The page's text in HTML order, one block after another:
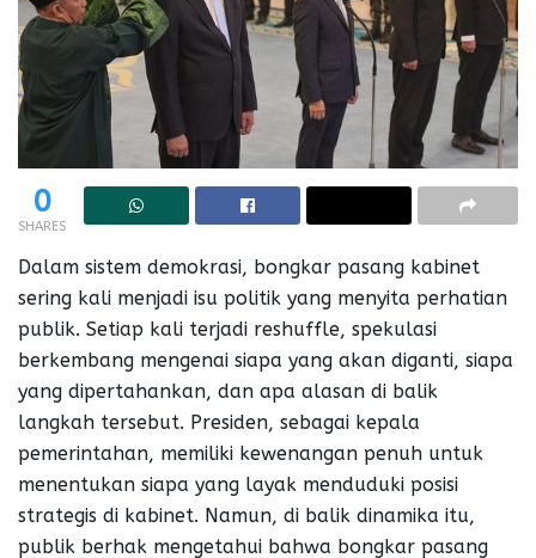
0
SHARES
Dalam sistem demokrasi, bongkar pasang kabinet
sering kali menjadi isu politik yang menyita perhatian
publik. Setiap kali terjadi reshuffle, spekulasi
berkembang mengenai siapa yang akan diganti, siapa
yang dipertahankan, dan apa alasan di balik
langkah tersebut. Presiden, sebagai kepala
pemerintahan, memiliki kewenangan penuh untuk
menentukan siapa yang layak menduduki posisi
strategis di kabinet. Namun, di balik dinamika itu,
publik berhak mengetahui bahwa bongkar pasang